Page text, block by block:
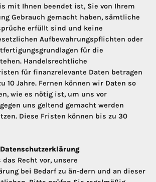
mit Ihnen beendet ist, Sie von Ihrem
Gebrauch gemacht haben, sämtliche
erfüllt sind und keine
Aufbewahrungspflichten oder
für die
Handelsrechtliche
für finanzrelevante Daten betragen
10 Jahre. Fernen können wir Daten so
wie es nötig ist, um uns vor
uns geltend gemacht werden
Diese Fristen können bis zu 30
Recht vor, unsere
bei Bedarf zu än-dern und an dieser